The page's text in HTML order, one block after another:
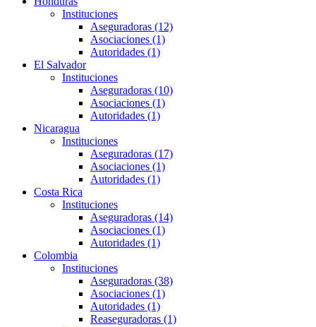
Instituciones
Aseguradoras (12)
Asociaciones (1)
Autoridades (1)
El Salvador
Instituciones
Aseguradoras (10)
Asociaciones (1)
Autoridades (1)
Nicaragua
Instituciones
Aseguradoras (17)
Asociaciones (1)
Autoridades (1)
Costa Rica
Instituciones
Aseguradoras (14)
Asociaciones (1)
Autoridades (1)
Colombia
Instituciones
Aseguradoras (38)
Asociaciones (1)
Autoridades (1)
Reaseguradoras (1)